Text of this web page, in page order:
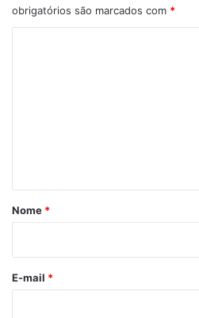
obrigatórios são marcados com *
r
*
Nome *
E-mail *